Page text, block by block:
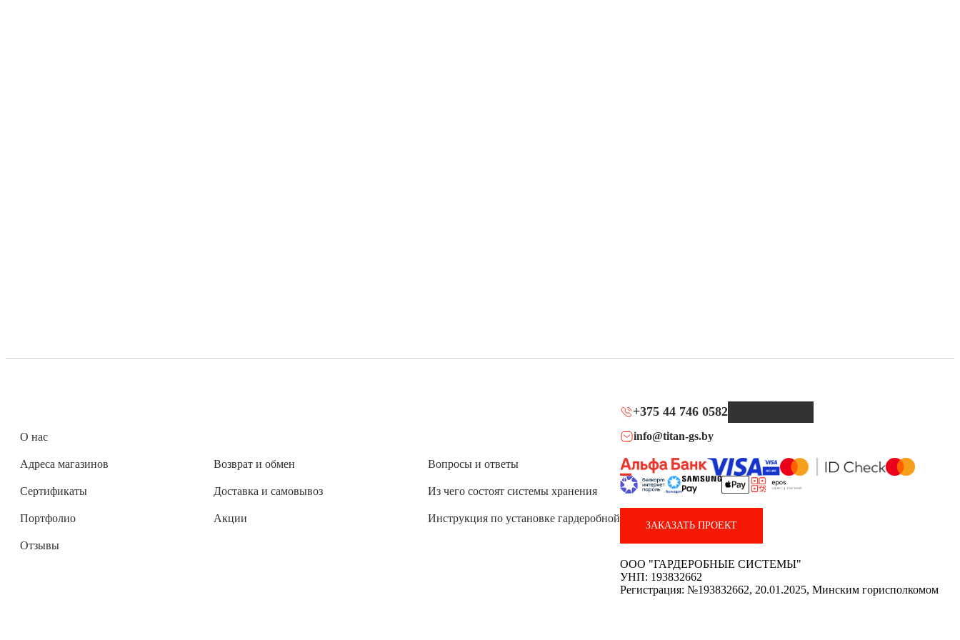
О нас
Адреса магазинов
Сертификаты
Портфолио
Отзывы
Возврат и обмен
Доставка и самовывоз
Акции
Вопросы и ответы
Из чего состоят системы хранения
Инструкция по установке гардеробной
+375 44 746 0582
info@titan-gs.by
ЗАКАЗАТЬ ПРОЕКТ
ООО "ГАРДЕРОБНЫЕ СИСТЕМЫ"
УНП: 193832662
Регистрация: №193832662, 20.01.2025, Минским горисполкомом